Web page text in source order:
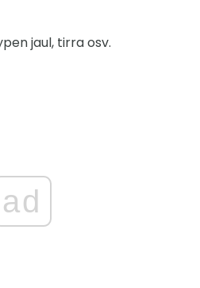
jaul, tirra osv.
ad